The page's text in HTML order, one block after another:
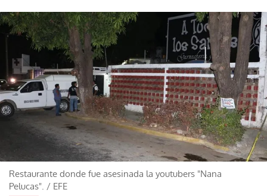
Restaurante donde fue asesinada la youtubers "Nana
Pelucas". / EFE